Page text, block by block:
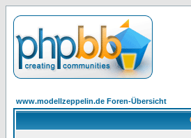
www.modellzeppelin.de Foren-Übersicht